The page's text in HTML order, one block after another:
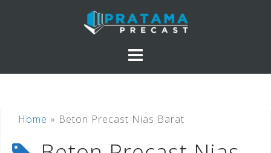
Home » Beton Precast Nias Barat